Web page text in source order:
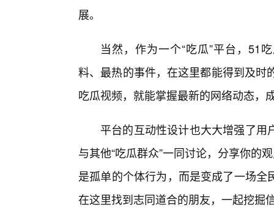
展。
当然，作为一个“吃瓜”平台，51
料、最热的事件，在这里都能得到及
吃瓜视频，就能掌握最新的网络动态，
平台的互动性设计也大大增强了
与其他“吃瓜群众”一同讨论，分享你的
是孤单的个体行为，而是变成了一场
在这里找到志同道合的朋友，一起挖掘